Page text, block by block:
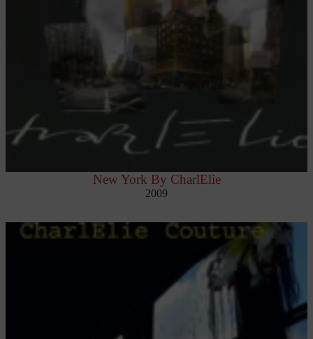
New York By CharlElie
2009